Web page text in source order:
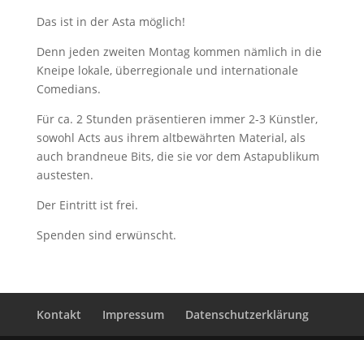
Das ist in der Asta möglich!
Denn jeden zweiten Montag kommen nämlich in die
Kneipe lokale, überregionale und internationale
Comedians.
Für ca. 2 Stunden präsentieren immer 2-3 Künstler,
sowohl Acts aus ihrem altbewährten Material, als
auch brandneue Bits, die sie vor dem Astapublikum
austesten.
Der Eintritt ist frei.
Spenden sind erwünscht.
Kontakt Impressum Datenschutzerklärung